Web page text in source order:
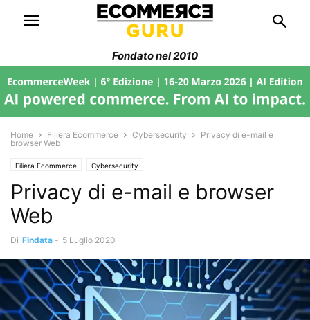
Fondato nel 2010
Home Filiera Ecommerce Cybersecurity
Privacy di e-mail e
browser Web
Filiera Ecommerce Cybersecurity
Privacy di e-mail e browser
Web
Di Findata - 5 Luglio 2020